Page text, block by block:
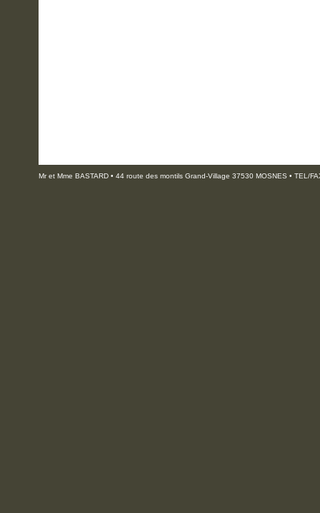
Mr et Mme BASTARD • 44 route des montils Grand-Village 37530 MOSNES • TEL/